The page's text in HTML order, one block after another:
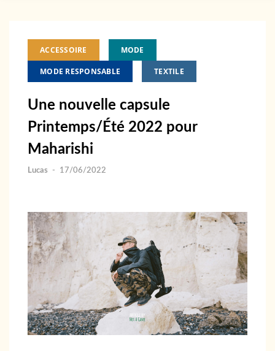
ACCESSOIRE MODE
MODE RESPONSABLE TEXTILE
Une nouvelle capsule
Printemps/Été 2022 pour
Maharishi
Lucas - 17/06/2022